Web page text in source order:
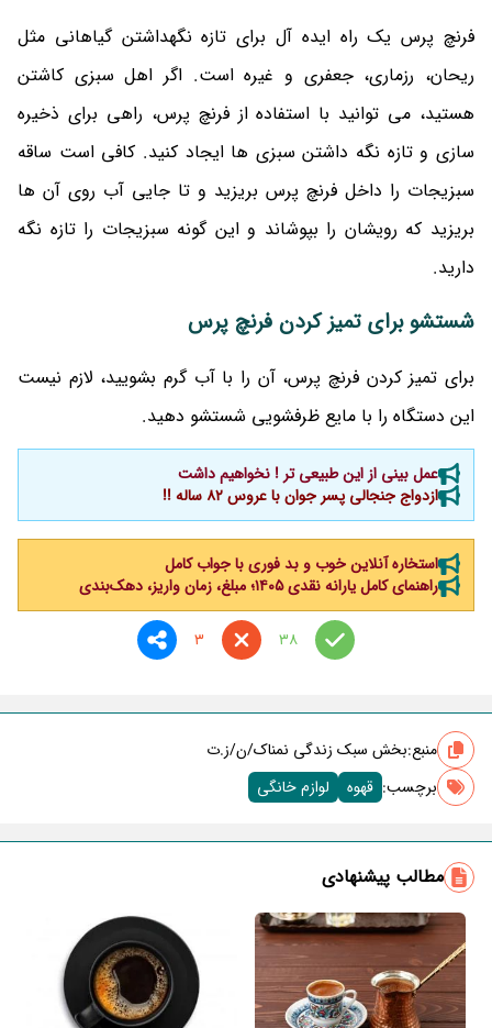
فرنچ پرس یک راه ایده آل برای تازه نگهداشتن گیاهانی مثل
ریحان، رزماری، جعفری و غیره است. اگر اهل سبزی کاشتن
هستید، می توانید با استفاده از فرنچ پرس، راهی برای ذخیره
سازی و تازه نگه داشتن سبزی ها ایجاد کنید. کافی است ساقه
سبزیجات را داخل فرنچ پرس بریزید و تا جایی آب روی آن ها
بریزید که رویشان را بپوشاند و این گونه سبزیجات را تازه نگه
دارید.
شستشو برای تمیز کردن فرنچ پرس
برای تمیز کردن فرنچ پرس، آن را با آب گرم بشویید، لازم نیست
این دستگاه را با مایع ظرفشویی شستشو دهید.
عمل بینی از این طبیعی تر ! نخواهیم داشت
ازدواج جنجالی پسر جوان با عروس 82 ساله !!
استخاره آنلاین خوب و بد فوری با جواب کامل
راهنمای کامل یارانه نقدی ۱۴۰۵؛ مبلغ، زمان واریز، دهک‌بندی
38
3
منبع:بخش سبک زندگی نمناک/ن/ز.ت
برچسب‌: قهوه لوازم خانگی
مطالب پیشنهادی